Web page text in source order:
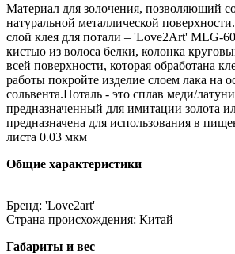
Материал для золочения, позволяющий
натуральной металлической
слой клея для потали – 'Love2Art' MLG-
кистью из волоса белки, колонка
всей поверхности, которая обработана
работы покройте изделие слоем лака на
сольвента.Поталь - это сплав меди/
предназначенный для имитации золота
предназначена для использования в
листа 0.03 мкм
Общие характеристики
Бренд: 'Love2art'
Страна происхождения: Китай
Габариты и вес